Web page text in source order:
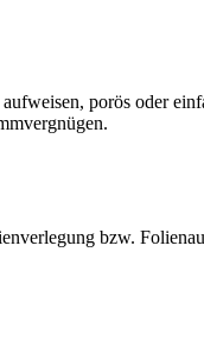
porös oder
bzw.